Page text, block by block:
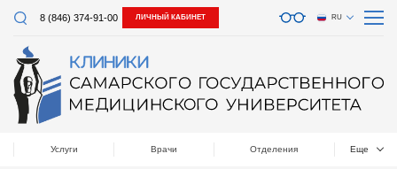
8 (846) 374-91-00 ЛИЧНЫЙ КАБИНЕТ RU
Услуги Врачи Отделения Еще